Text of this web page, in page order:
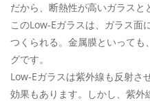
だから、断熱性が高いガラスと
このLow-Eガラスは、ガラス面
つくられる。金属膜といって
グです。
Low-Eガラスは紫外線も反射さ
効果もあります。しかし、紫外